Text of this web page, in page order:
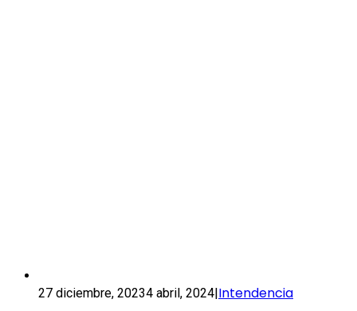
27 diciembre, 20234 abril, 2024|Intendencia